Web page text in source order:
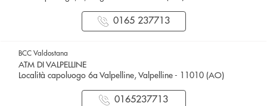
0165 237713
BCC Valdostana
ATM DI VALPELLINE
Località capoluogo 6a Valpelline, Valpelline - 11010 (AO)
0165237713